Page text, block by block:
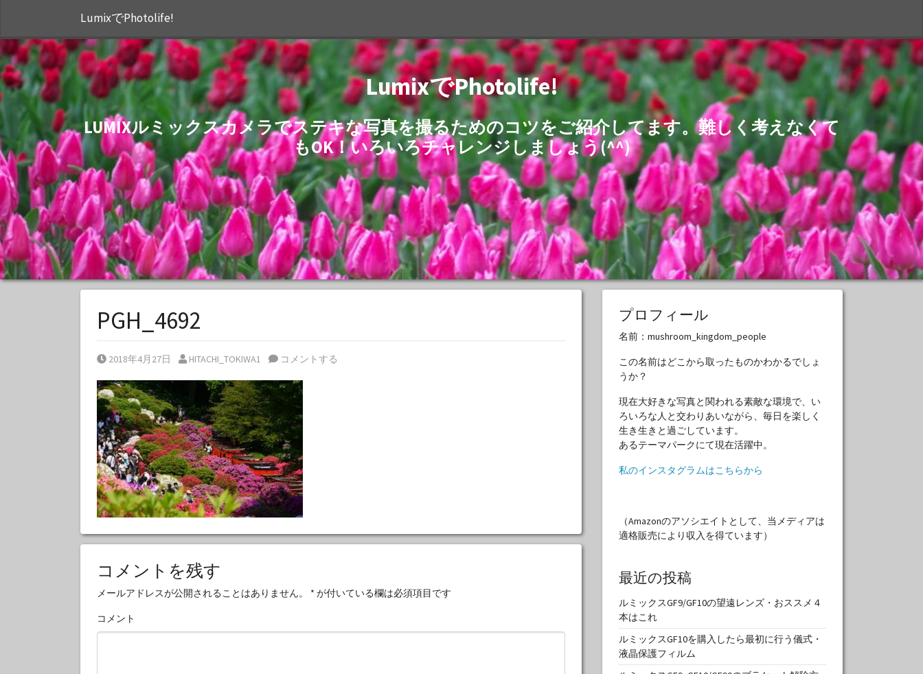
LumixでPhotolife!
LumixでPhotolife!
LUMIXルミックスカメラでステキな写真を撮るためのコツをご紹介してます。難しく考えなくて
もOK！いろいろチャレンジしましょう(^^)
PGH_4692
Posted on
2018年4月27日 Posted by
HITACHI_TOKIWA1 コメントする
コメントを残す
メールアドレスが公開されることはありません。 * が付いている欄は必須項目です
コメント
プロフィール
名前：mushroom_kingdom_people
この名前はどこから取ったものかわかるでしょ
うか？
現在大好きな写真と関われる素敵な環境で、い
ろいろな人と交わりあいながら、毎日を楽しく
生き生きと過ごしています。
あるテーマパークにて現在活躍中。
私のインスタグラムはこちらから
（Amazonのアソシエイトとして、当メディアは
適格販売により収入を得ています）
最近の投稿
ルミックスGF9/GF10の望遠レンズ・おススメ４
本はこれ
ルミックスGF10を購入したら最初に行う儀式・
液晶保護フィルム